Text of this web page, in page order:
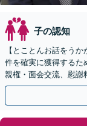
子の認知
【とことんお話をう
件を確実に獲得するた
親権・面会交流、慰謝
聞かせてください！【